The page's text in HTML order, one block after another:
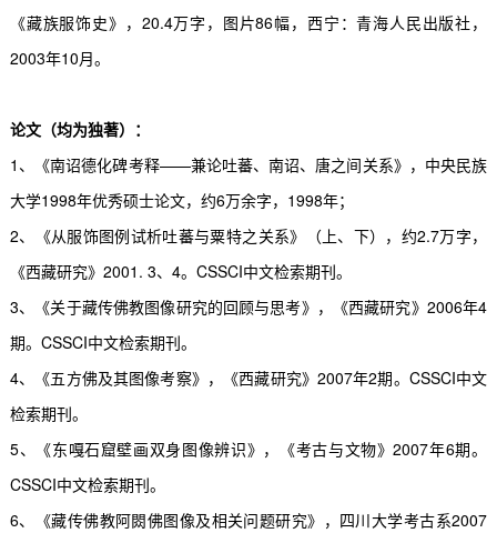
《藏族服饰史》， 20.4万字，图片86幅，西宁：青海人民出版社，
2003年10月。
论文（均为独著）：
1 、《南诏德化碑考释——兼论吐蕃、南诏、唐之间关系》，中央民族
大学1998年优秀硕士论文，约6万余字， 1998年；
2、《从服饰图例试析吐蕃与粟特之关系》（上、下），约2.7万字，
《西藏研究》 2001. 3、 4。 CSSCI中文检索期刊。
3、《关于藏传佛教图像研究的回顾与思考》，《西藏研究》 2006年4
期。 CSSCI中文检索期刊。
4、《五方佛及其图像考察》，《西藏研究》 2007年2期。 CSSCI中文
检索期刊。
5、《东嘎石窟壁画双身图像辨识》，《考古与文物》2007年6期。
CSSCI中文检索期刊。
6、《藏传佛教阿閦佛图像及相关问题研究》，四川大学考古系2007